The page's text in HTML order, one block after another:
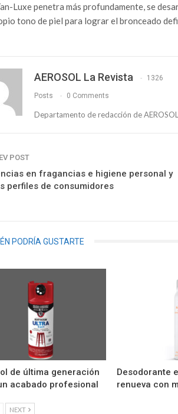
Luxe penetra más profundamente, se
tono de piel para lograr el bronceado
AEROSOL La Revista 1326
Posts 0 Comments
Departamento de redacción de
POST
en fragancias e higiene personal y
perfiles de consumidores
PODRÍA GUSTARTE
de última generación
acabado profesional
Desodorante
renueva con
NEXT